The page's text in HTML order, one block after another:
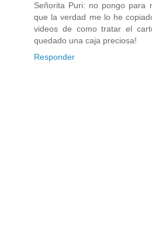
Señorita Puri: no pongo para
que la verdad me lo he
videos de como tratar el
quedado una caja preciosa!
Responder